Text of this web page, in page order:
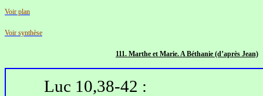
Voir plan
Voir synthèse
111. Marthe et Marie. A Béthanie (d’après Jean)
Luc 10,38-42 :